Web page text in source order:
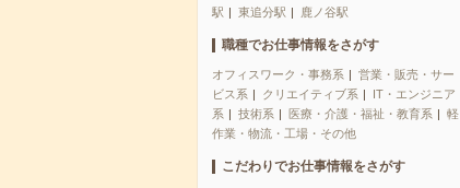
駅
東追分駅 鹿ノ谷駅
職種でお仕事情報をさがす
オフィスワーク・事務系
営業・販売・サー
ビス系
クリエイティブ系
IT・エンジニア
系
技術系 医療・介護・福祉・教育系
軽
作業・物流・工場・その他
こだわりでお仕事情報をさがす